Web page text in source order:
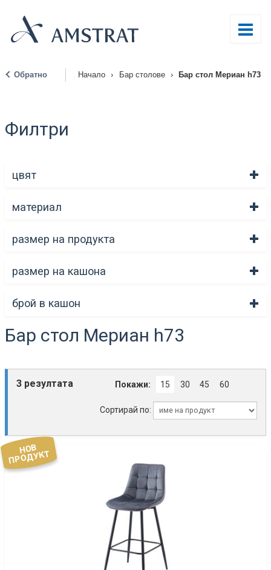
Обратно Начало › Бар столове › Бар стол Мериан h73
Филтри
цвят
материал
размер на продукта
размер на кашона
брой в кашон
Бар стол Мериан h73
3 резултата Покажи: 15 30 45 60
Сортирай по:
НОВ
ПРОДУКТ